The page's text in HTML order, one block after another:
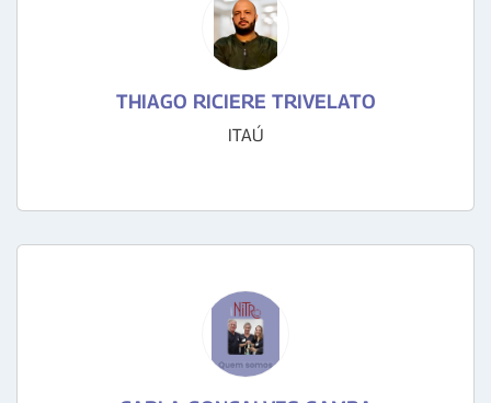
THIAGO RICIERE TRIVELATO
ITAÚ